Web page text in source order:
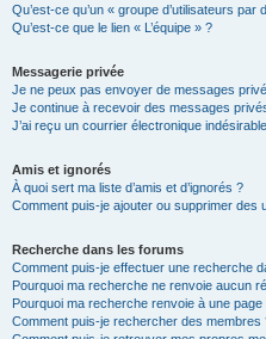
Qu’est-ce qu’un « groupe d’utilisateurs par
Qu’est-ce que le lien « L’équipe » ?
Messagerie privée
Je ne peux pas envoyer de messages
Je continue à recevoir des messages
J’ai reçu un courrier électronique
Amis et ignorés
À quoi sert ma liste d’amis et d’ignorés ?
Comment puis-je ajouter ou supprimer des
Recherche dans les forums
Comment puis-je effectuer une recherche
Pourquoi ma recherche ne renvoie aucun
Pourquoi ma recherche renvoie à une page
Comment puis-je rechercher des membres